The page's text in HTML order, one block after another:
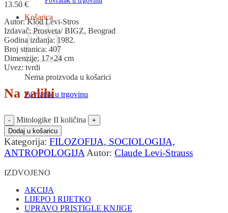
Košarica
Nema proizvoda u košarici
Povratak u trgovinu
13.50 €
Autor: Klod Levi-Stros
Izdavač: Prosveta/ BIGZ, Beograd
Godina izdanja: 1982.
Broj stranica: 407
Dimenzije: 17×24 cm
Uvez: tvrdi
Na zalihi
Mitologike II količina
Dodaj u košaricu
Kategorija: FILOZOFIJA, SOCIOLOGIJA,
ANTROPOLOGIJA Autor: Claude Levi-Strauss
IZDVOJENO
AKCIJA
LIJEPO I RIJETKO
UPRAVO PRISTIGLE KNJIGE